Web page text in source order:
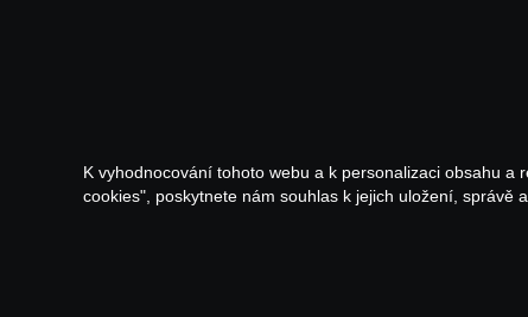
K vyhodnocování tohoto webu a k personalizaci obsahu a
cookies", poskytnete nám souhlas k jejich uložení, správě